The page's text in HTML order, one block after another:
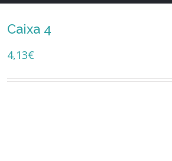
Caixa 4
4,13€